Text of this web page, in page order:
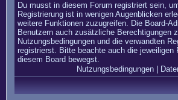
Du musst in diesem Forum registriert sein,
Registrierung ist in wenigen Augenblicken
weitere Funktionen zuzugreifen. Die Board-
Benutzern auch zusätzliche Berechtigungen
Nutzungsbedingungen und die verwandten
registrierst. Bitte beachte auch die jeweiligen
diesem Board bewegst.
Nutzungsbedingungen|